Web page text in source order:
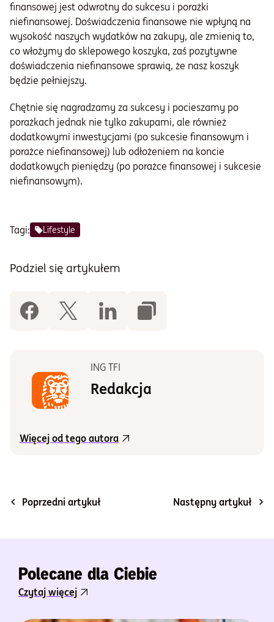
finansowej jest odwrotny do sukcesu i porażki
niefinansowej. Doświadczenia finansowe nie wpłyną na
wysokość naszych wydatków na zakupy, ale zmienią to,
co włożymy do sklepowego koszyka, zaś pozytywne
doświadczenia niefinansowe sprawią, że nasz koszyk
będzie pełniejszy.
Chętnie się nagradzamy za sukcesy i pocieszamy po
porażkach jednak nie tylko zakupami, ale również
dodatkowymi inwestycjami (po sukcesie finansowym i
porażce niefinansowej) lub odłożeniem na koncie
dodatkowych pieniędzy (po porażce finansowej i sukcesie
niefinansowym).
Tagi: Lifestyle
Podziel się artykułem
ING TFI
Redakcja
Więcej od tego autora
Poprzedni artykuł Następny artykuł
Polecane dla Ciebie
Czytaj więcej